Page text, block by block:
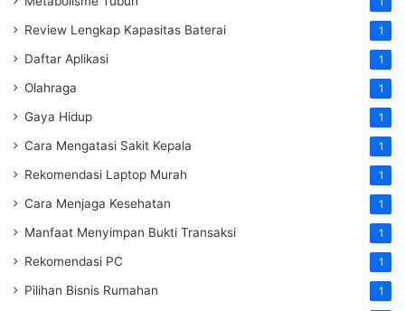
Review Lengkap Kapasitas Baterai 1
Daftar Aplikasi 1
Olahraga 1
Gaya Hidup 1
Cara Mengatasi Sakit Kepala 1
Rekomendasi Laptop Murah 1
Cara Menjaga Kesehatan 1
Manfaat Menyimpan Bukti Transaksi 1
Rekomendasi PC 1
Pilihan Bisnis Rumahan 1